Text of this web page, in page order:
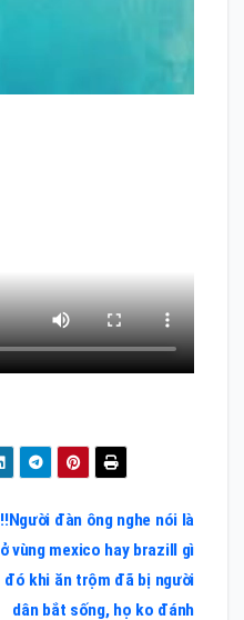
‼️Người đàn ông nghe nói là
ở vùng mexico hay brazill gì
đó khi ăn trộm đã bị người
dân bắt sống, họ ko đánh